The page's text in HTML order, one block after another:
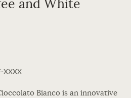
and White
XXXX
Bianco is an innovative